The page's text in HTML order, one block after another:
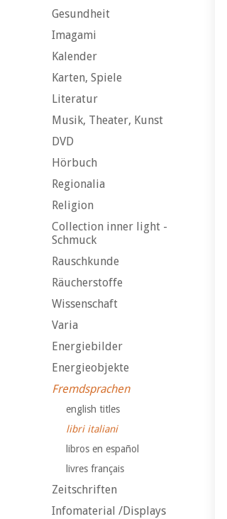
Gesundheit
Imagami
Kalender
Karten, Spiele
Literatur
Musik, Theater, Kunst
DVD
Hörbuch
Regionalia
Religion
Collection inner light -
Schmuck
Rauschkunde
Räucherstoffe
Wissenschaft
Varia
Energiebilder
Energieobjekte
Fremdsprachen
english titles
libri italiani
libros en español
livres français
Zeitschriften
Infomaterial /Displays